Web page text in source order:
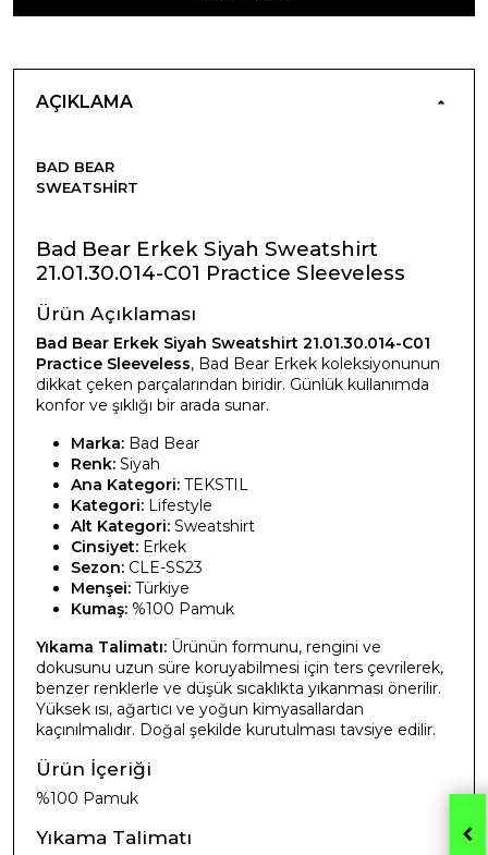
AÇIKLAMA
BAD BEAR
SWEATSHIRT
Bad Bear Erkek Siyah Sweatshirt
21.01.30.014-C01 Practice Sleeveless
Ürün Açıklaması
Bad Bear Erkek Siyah Sweatshirt 21.01.30.014-C01
Practice Sleeveless, Bad Bear Erkek koleksiyonunun
dikkat çeken parçalarından biridir. Günlük kullanımda
konfor ve şıklığı bir arada sunar.
Marka: Bad Bear
Renk: Siyah
Ana Kategori: TEKSTIL
Kategori: Lifestyle
Alt Kategori: Sweatshirt
Cinsiyet: Erkek
Sezon: CLE-SS23
Menşei: Türkiye
Kumaş: %100 Pamuk
Yıkama Talimatı: Ürünün formunu, rengini ve
dokusunu uzun süre koruyabilmesi için ters çevrilerek,
benzer renklerle ve düşük sıcaklıkta yıkanması önerilir.
Yüksek ısı, ağartıcı ve yoğun kimyasallardan
kaçınılmalıdır. Doğal şekilde kurutulması tavsiye edilir.
Ürün İçeriği
%100 Pamuk
Yıkama Talimatı